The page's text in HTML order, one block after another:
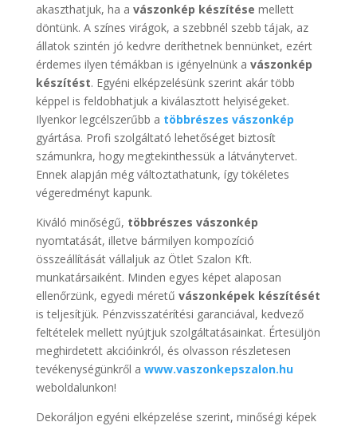
akaszthatjuk, ha a vászonkép készítése mellett
döntünk. A színes virágok, a szebbnél szebb tájak, az
állatok szintén jó kedvre deríthetnek bennünket, ezért
érdemes ilyen témákban is igényelnünk a vászonkép
készítést. Egyéni elképzelésünk szerint akár több
képpel is feldobhatjuk a kiválasztott helyiségeket.
Ilyenkor legcélszerűbb a többrészes vászonkép
gyártása. Profi szolgáltató lehetőséget biztosít
számunkra, hogy megtekinthessük a látványtervet.
Ennek alapján még változtathatunk, így tökéletes
végeredményt kapunk.
Kiváló minőségű, többrészes vászonkép
nyomtatását, illetve bármilyen kompozíció
összeállítását vállaljuk az Ötlet Szalon Kft.
munkatársaiként. Minden egyes képet alaposan
ellenőrzünk, egyedi méretű vászonképek készítését
is teljesítjük. Pénzvisszatérítési garanciával, kedvező
feltételek mellett nyújtjuk szolgáltatásainkat. Értesüljön
meghirdetett akcióinkról, és olvasson részletesen
tevékenységünkről a www.vaszonkepszalon.hu
weboldalunkon!
Dekoráljon egyéni elképzelése szerint, minőségi képek